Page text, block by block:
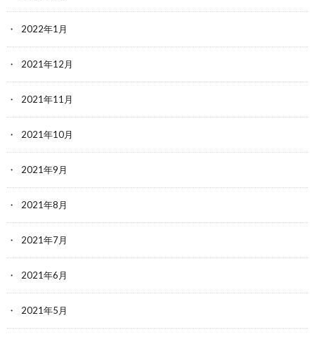
2022年1月
2021年12月
2021年11月
2021年10月
2021年9月
2021年8月
2021年7月
2021年6月
2021年5月